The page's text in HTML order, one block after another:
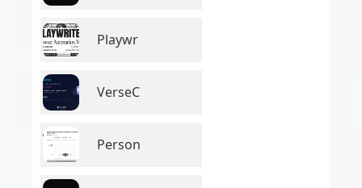
Playwr
VerseC
Person